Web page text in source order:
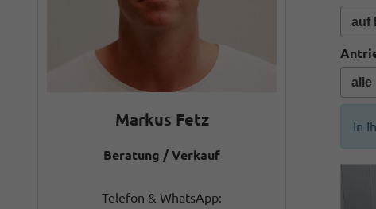
In
Markus Fetz
Beratung / Verkauf
Telefon & WhatsApp: